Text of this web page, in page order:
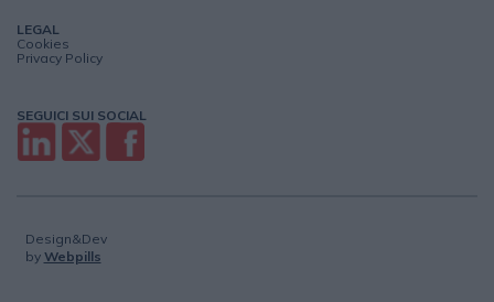
LEGAL
Cookies
Privacy Policy
SEGUICI SUI SOCIAL
Design&Dev
by Webpills